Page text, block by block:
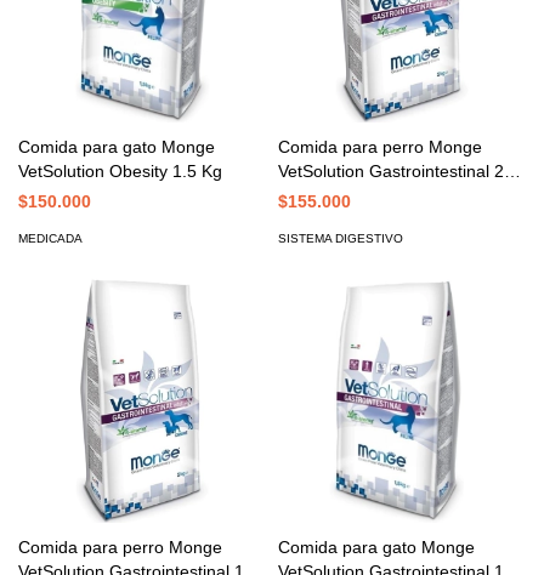
Comida para gato Monge
VetSolution Obesity 1.5 Kg
$150.000
MEDICADA
Comida para perro Monge
VetSolution Gastrointestinal 2
Kg
$155.000
SISTEMA DIGESTIVO
Comida para perro Monge
Comida para gato Monge